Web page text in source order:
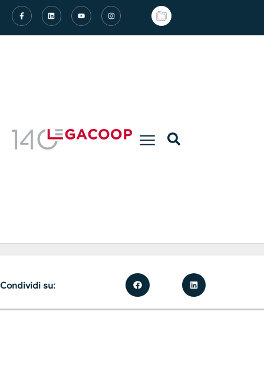
Condividi su: